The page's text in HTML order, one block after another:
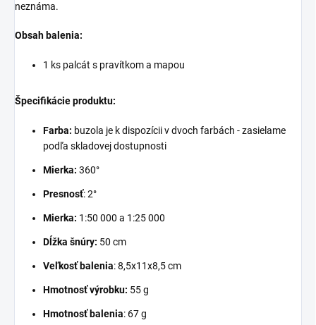
neznáma.
Obsah balenia:
1 ks palcát s pravítkom a mapou
Špecifikácie produktu:
Farba: buzola je k dispozícii v dvoch farbách - zasielame
podľa skladovej dostupnosti
Mierka: 360°
Presnosť: 2°
Mierka: 1:50 000 a 1:25 000
Dĺžka šnúry: 50 cm
Veľkosť balenia: 8,5x11x8,5 cm
Hmotnosť výrobku: 55 g
Hmotnosť balenia: 67 g